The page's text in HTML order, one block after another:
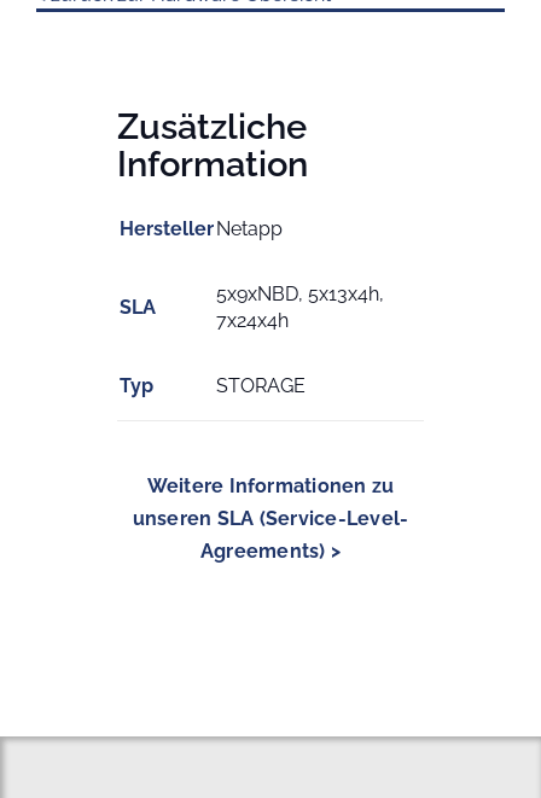
Zusätzliche
Information
HerstellerNetapp
SLA
5x9xNBD, 5x13x4h,
7x24x4h
Typ STORAGE
Weitere Informationen zu
unseren SLA (Service-Level-
Agreements) >